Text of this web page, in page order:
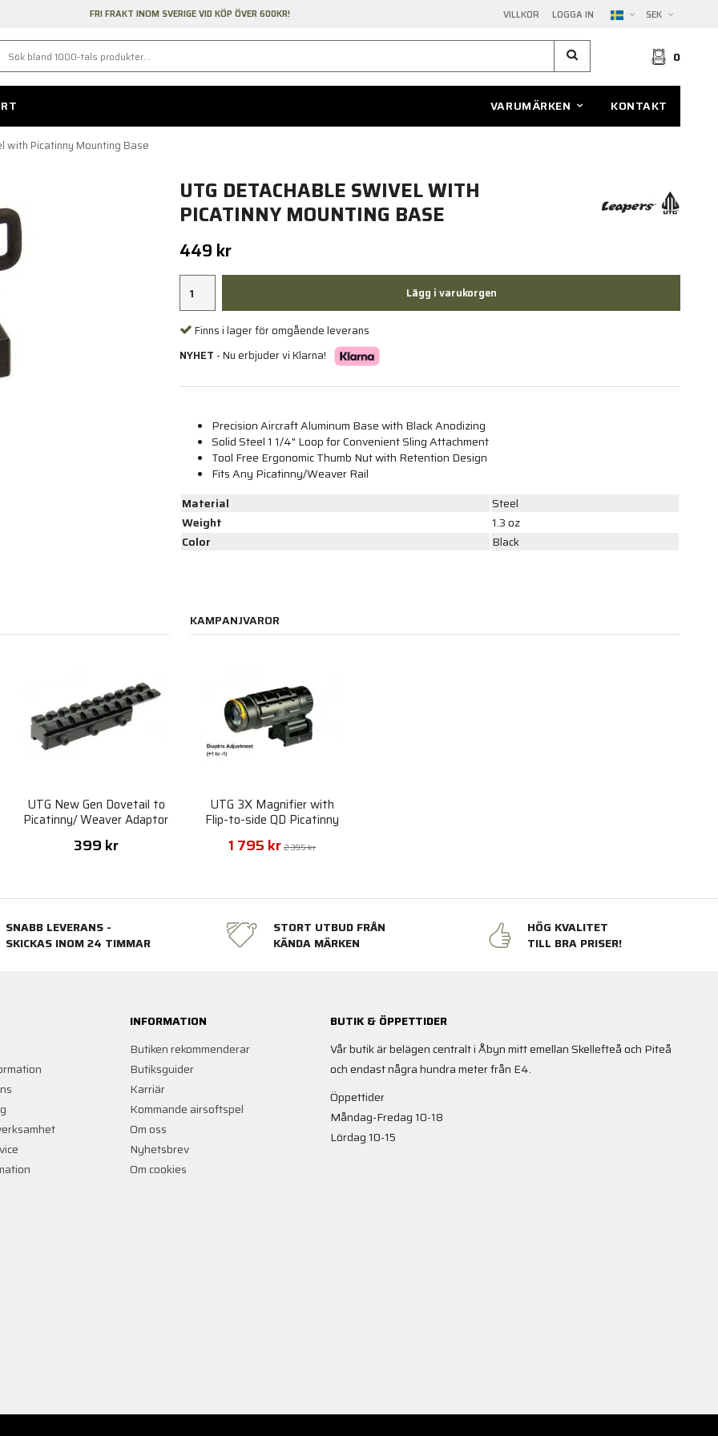
VILLKOR LOGGA IN SEK
FRI FRAKT INOM SVERIGE VID KÖP ÖVER 600KR!
0
VARUMÄRKEN KONTAKT
with Picatinny Mounting Base
UTG DETACHABLE SWIVEL WITH
PICATINNY MOUNTING BASE
449 kr
Lägg i varukorgen
Finns i lager för omgående leverans
NYHET - Nu erbjuder vi Klarna!
Precision Aircraft Aluminum Base with Black Anodizing
Solid Steel 1 1/4" Loop for Convenient Sling Attachment
Tool Free Ergonomic Thumb Nut with Retention Design
Fits Any Picatinny/Weaver Rail
Material
Steel
Weight
1.3 oz
Color
Black
UTG New Gen Dovetail to
Picatinny/ Weaver Adaptor
Mount
399 kr
KAMPANJVAROR
UTG 3X Magnifier with
Flip-to-side QD Picatinny
Mount
1 795 kr 2 395 kr
SNABB LEVERANS -
SKICKAS INOM 24 TIMMAR
STORT UTBUD FRÅN
KÄNDA MÄRKEN
HÖG KVALITET
TILL BRA PRISER!
INFORMATION
Butiken rekommenderar
Butiksguider
Karriär
Kommande airsoftspel
Om oss
Nyhetsbrev
Om cookies
BUTIK & ÖPPETTIDER
Vår butik är belägen centralt i Åbyn mitt emellan Skellefteå och Piteå
och endast några hundra meter från E4.
Öppettider
Måndag-Fredag 10-18
Lördag 10-15